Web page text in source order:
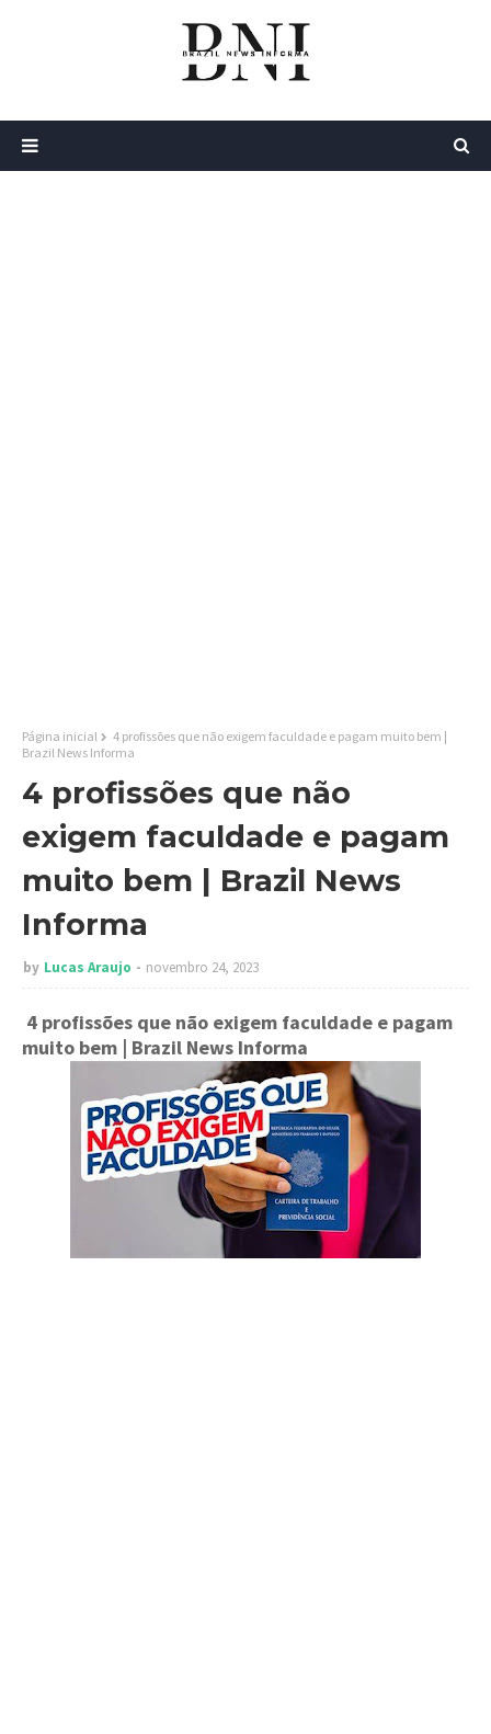
Página inicial
4 profissões que não exigem faculdade e pagam muito bem |
Brazil News Informa
4 profissões que não
exigem faculdade e pagam
muito bem | Brazil News
Informa
by Lucas Araujo novembro 24, 2023
4 profissões que não exigem faculdade e pagam
muito bem | Brazil News Informa